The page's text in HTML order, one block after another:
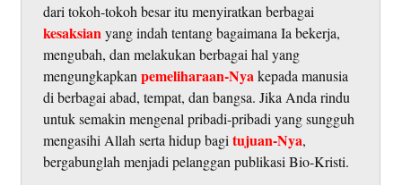
dari tokoh-tokoh besar itu menyiratkan berbagai
kesaksianyang indah tentang bagaimana Ia bekerja,
mengubah, dan melakukan berbagai hal yang
mengungkapkanpemeliharaan-Nyakepada manusia
di berbagai abad, tempat, dan bangsa. Jika Anda rindu
untuk semakin mengenal pribadi-pribadi yang sungguh
mengasihi Allah serta hidup bagitujuan-Nya,
bergabunglah menjadi pelanggan publikasi Bio-Kristi.